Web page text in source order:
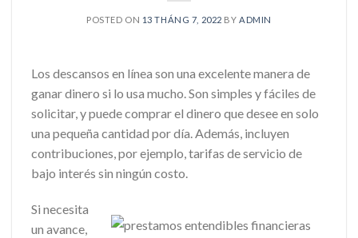
POSTED ON 13 THÁNG 7, 2022 BY ADMIN
Los descansos en línea son una excelente manera de
ganar dinero si lo usa mucho. Son simples y fáciles de
solicitar, y puede comprar el dinero que desee en solo
una pequeña cantidad por día. Además, incluyen
contribuciones, por ejemplo, tarifas de servicio de
bajo interés sin ningún costo.
Si necesita
un avance,